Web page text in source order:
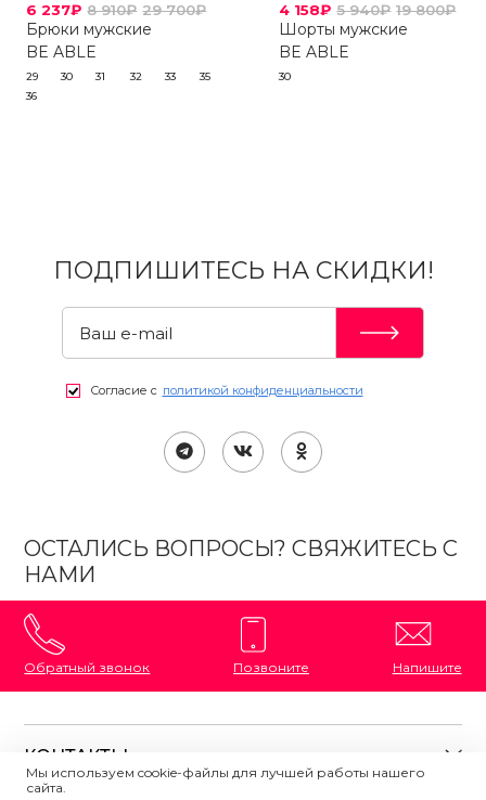
6 237₽ 8 910₽ 29 700₽
Брюки мужские
BE ABLE
29 30 31 32 33
35
36
4 158₽ 5 940₽ 19 800₽
Шорты мужские
BE ABLE
30
ПОДПИШИТЕСЬ НА СКИДКИ!
Согласие с политикой конфиденциальности
ОСТАЛИСЬ ВОПРОСЫ? СВЯЖИТЕСЬ С
НАМИ
Обратный звонок Позвоните Напишите
КОНТАКТЫ
Мы используем cookie-файлы для лучшей работы нашего
сайта.